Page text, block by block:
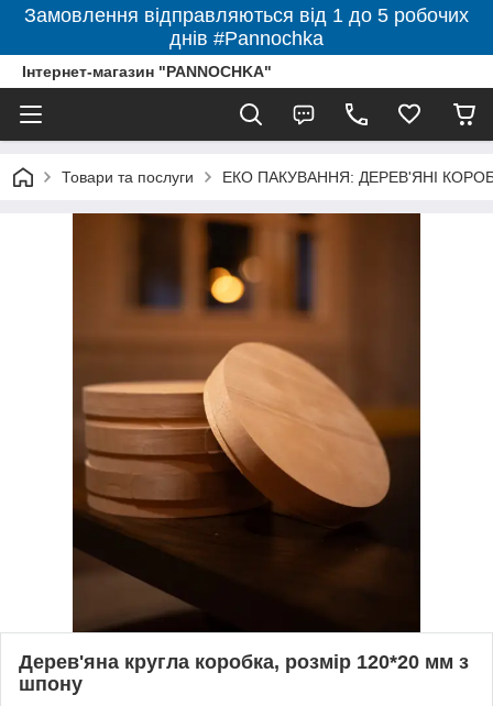
Замовлення відправляються від 1 до 5 робочих
днів #Pannochka
Інтернет-магазин "PANNOCHKA"
Товари та послуги ЕКО ПАКУВАННЯ: ДЕРЕВ'ЯНІ
Дерев'яна кругла коробка, розмір 120*20 мм з
шпону